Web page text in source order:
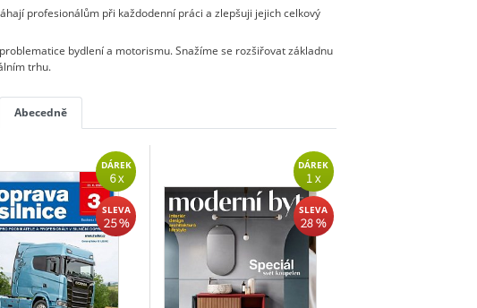
profesionálům při každodenní práci a zlepšuji jejich celkový
bydlení a motorismu. Snažíme se rozšiřovat základnu
trhu.
Abecedně
DÁREK
6 x
SLEVA
25 %
DÁREK
1 x
SLEVA
28 %